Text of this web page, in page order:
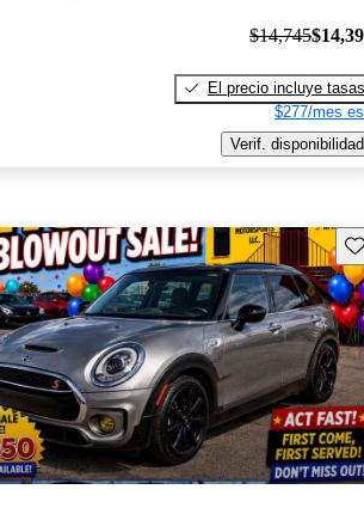
$14,745
El precio incluye tasas
$277/mes
Verif. disponibilidad